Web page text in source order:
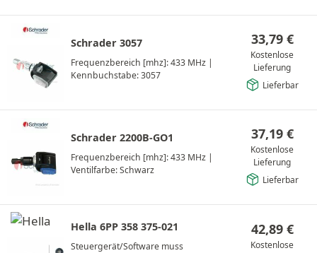
Schrader 3057
Frequenzbereich [mhz]: 433 MHz |
Kennbuchstabe: 3057
33,79 €
Kostenlose
Lieferung
Lieferbar
Schrader 2200B-GO1
Frequenzbereich [mhz]: 433 MHz |
Ventilfarbe: Schwarz
37,19 €
Kostenlose
Lieferung
Lieferbar
Hella 6PP 358 375-021
Steuergerät/Software muss
42,89 €
Kostenlose